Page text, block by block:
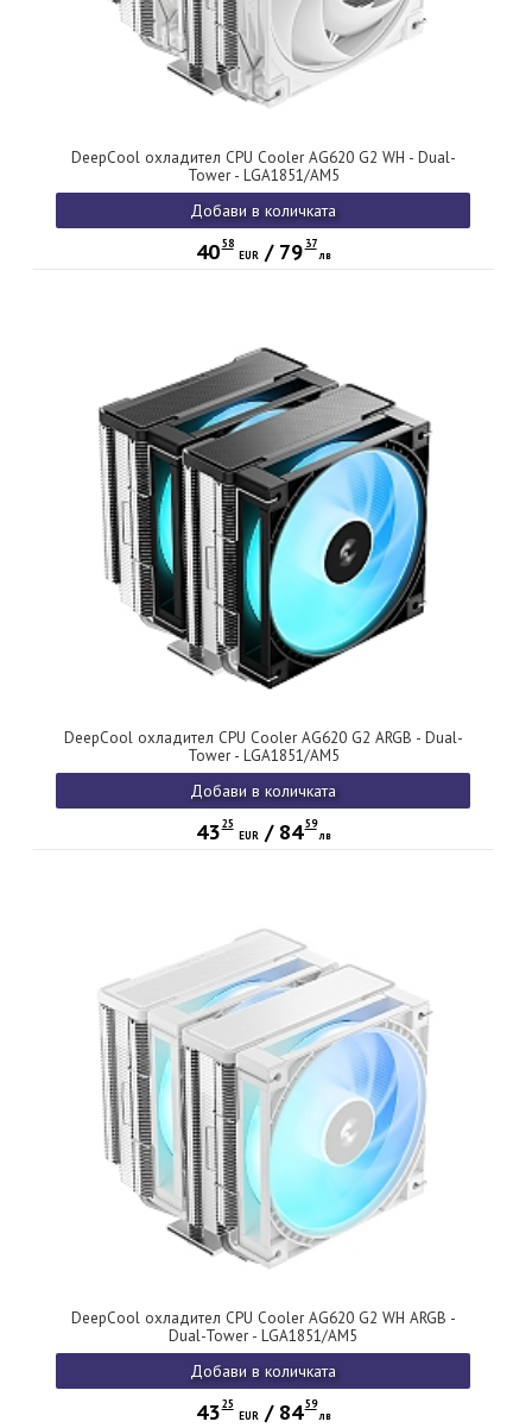
DeepCool охладител CPU Cooler AG620 G2 WH - Dual-
Tower - LGA1851/AM5
Добави в количката
40 58
EUR/ 79 37
лв
DeepCool охладител CPU Cooler AG620 G2 ARGB - Dual-
Tower - LGA1851/AM5
Добави в количката
43 25
EUR/ 84 59
лв
DeepCool охладител CPU Cooler AG620 G2 WH ARGB -
Dual-Tower - LGA1851/AM5
Добави в количката
43 25
EUR/ 84 59
лв